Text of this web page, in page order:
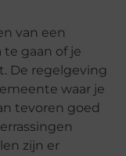
van een
gaan of je
De regelgeving
waar je
tevoren goed
zijn er